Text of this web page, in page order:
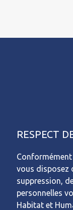
RESPECT
vous disposez
suppression,
personnelles
Habitat et